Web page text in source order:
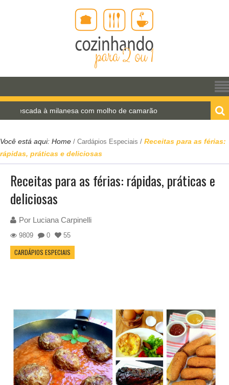
à milanesa com molho de camarão
Você está aqui: Home / Cardápios Especiais / Receitas para as férias:
rápidas, práticas e deliciosas
Receitas para as férias: rápidas, práticas e
deliciosas
Por Luciana Carpinelli
9809 0 55
CARDÁPIOS ESPECIAIS